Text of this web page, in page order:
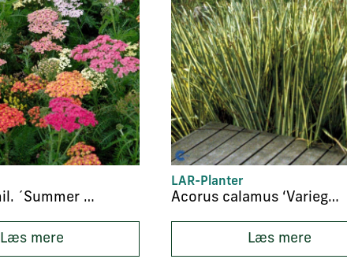
Achillea hmil. ´Summer Pastels´
Læs mere
LAR-Planter
Acorus calamus ‘Variegatus’
Læs mere